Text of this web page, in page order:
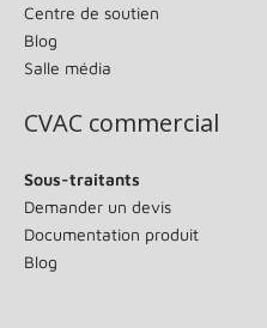
Centre de soutien
Blog
Salle média
CVAC commercial
Sous-traitants
Demander un devis
Documentation produit
Blog